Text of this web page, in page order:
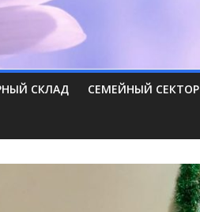
СКЛАД СЕМЕЙНЫЙ СЕКТОР